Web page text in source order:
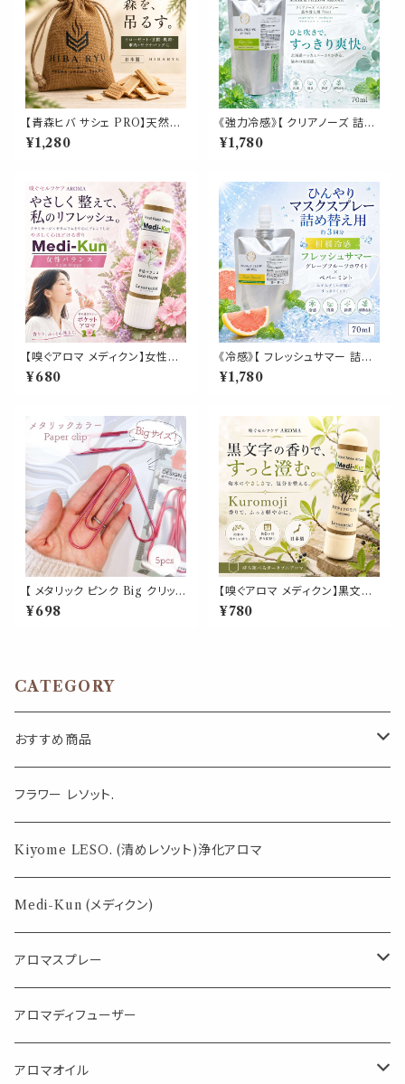
【青森ヒバ サシェ PRO】天然木
チップ入り 香り袋｜青森ヒバ×ヒ
ノキ 森のウッドアロマ クローゼ
ジャポン
¥1,280
《強力冷感》【 クリアノーズ 詰め
替え用 70ml 】マスク & ピロー
アロマ｜北海道ハッカ ペパーミ
涼しい 詰替パウチ 約3回分 消
臭 静菌 冷感 アロマスプレー
¥1,780
【嗅ぐアロマ メディクン】女性バ
ランス｜クラリセージ×ゼラニウ
ム ルナ ムーン サイクル やさし
リラックス おやすみ 癒し 外出
携帯 日本製 女性 誕生日 ギフト
プレゼント
¥680
《冷感》【 フレッシュサマー 詰め
替え用 70ml 】マスク & ピロー
アロマ｜グレープフルーツホワ
消臭 静菌 冷感 アロマスプレー
¥1,780
【 メタリック ピンク Big クリップ
】5個入 強い 大きい ペーパー
新聞 雑誌 名刺 資料 サイズ 50
イテム
¥698
【嗅ぐアロマ メディクン】黒文字
（クロモジ）｜国産 天然 和精油
澄んだ和木の香り ポータブルア
¥780
CATEGORY
おすすめ商品
気になる虫対策に
薄荷の香りで体感温度-4℃ !? スースーシリーズ
パロサント
フラワー レソット.
Kiyome LESO. (清めレソット)浄化アロマ
Medi-Kun (メディクン)
アロマスプレー
目的で選ぶ
蒸し暑い夏やリフレッシュに
FLOWER LESO. フラワレソット
アロマディフューザー
アロマオイル